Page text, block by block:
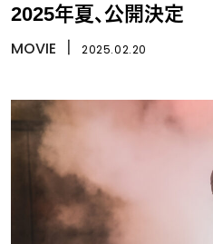
2025年夏、公開決定
MOVIE 2025.02.20